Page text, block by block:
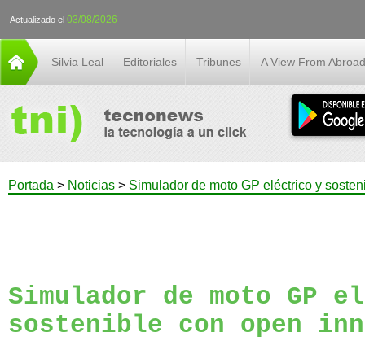
Actualizado el 03/08/2026
Silvia Leal Editoriales Tribunes A View From Abroad
Portada > Noticias > Simulador de moto GP eléctrico y
Simulador de moto GP
sostenible con open